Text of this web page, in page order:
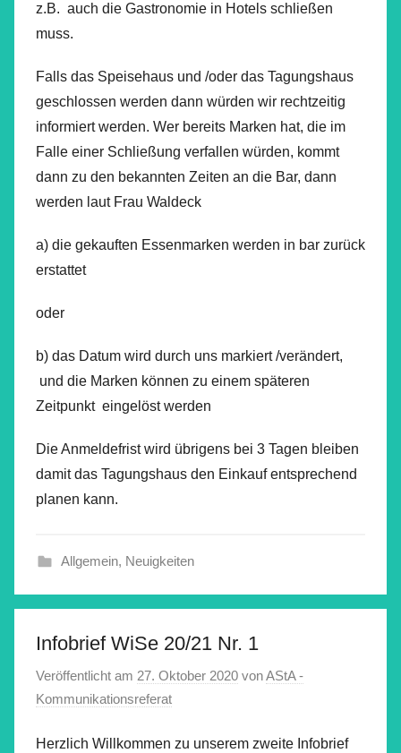
z.B. auch die Gastronomie in Hotels schließen
muss.
Falls das Speisehaus und /oder das Tagungshaus
geschlossen werden dann würden wir rechtzeitig
informiert werden. Wer bereits Marken hat, die im
Falle einer Schließung verfallen würden, kommt
dann zu den bekannten Zeiten an die Bar, dann
werden laut Frau Waldeck
a) die gekauften Essenmarken werden in bar zurück
erstattet
oder
b) das Datum wird durch uns markiert /verändert,
und die Marken können zu einem späteren
Zeitpunkt eingelöst werden
Die Anmeldefrist wird übrigens bei 3 Tagen bleiben
damit das Tagungshaus den Einkauf entsprechend
planen kann.
Allgemein, Neuigkeiten
Infobrief WiSe 20/21 Nr. 1
Veröffentlicht am 27. Oktober 2020 vonAStA -
Kommunikationsreferat
Herzlich Willkommen zu unserem zweite Infobrief